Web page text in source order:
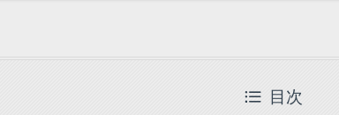
目次